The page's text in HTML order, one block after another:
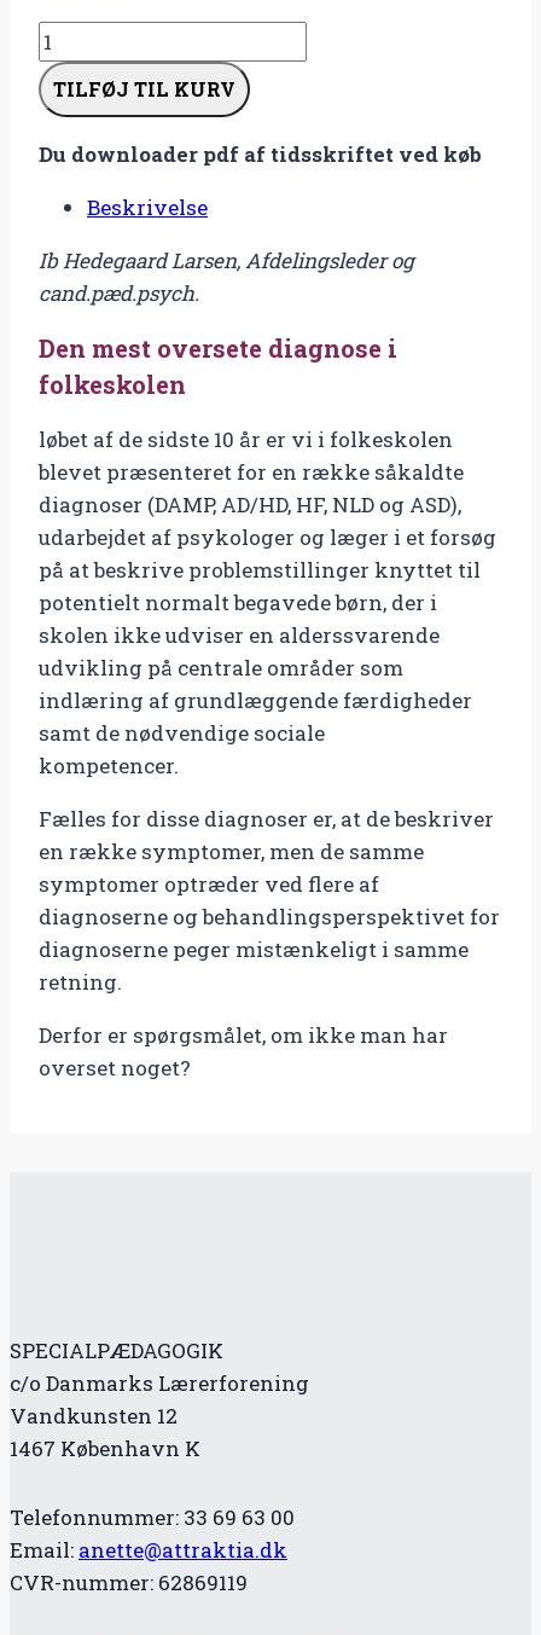
Fra
2006-
4
mest
oversete
i
folkeskolen
TILFØJ TIL KURV
Du downloader pdf af tidsskriftet ved køb
Beskrivelse
Ib Hedegaard Larsen, Afdelingsleder og
cand.pæd.psych.
Den mest oversete diagnose i
folkeskolen
løbet af de sidste 10 år er vi i folkeskolen
blevet præsenteret for en række såkaldte
diagnoser (DAMP, AD/HD, HF, NLD og ASD),
udarbejdet af psykologer og læger i et forsøg
på at beskrive problemstillinger knyttet til
potentielt normalt begavede børn, der i
skolen ikke udviser en alderssvarende
udvikling på centrale områder som
indlæring af grundlæggende færdigheder
samt de nødvendige sociale
kompetencer.
Fælles for disse diagnoser er, at de beskriver
en række symptomer, men de samme
symptomer optræder ved flere af
diagnoserne og behandlingsperspektivet for
diagnoserne peger mistænkeligt i samme
retning.
Derfor er spørgsmålet, om ikke man har
overset noget?
SPECIALPÆDAGOGIK
c/o Danmarks Lærerforening
Vandkunsten 12
1467 København K
Telefonnummer: 33 69 63 00
Email: anette@attraktia.dk
CVR-nummer: 62869119